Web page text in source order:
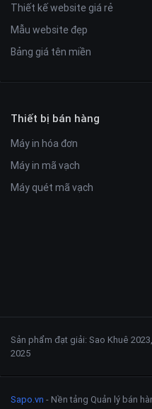
Thiết kế website giá rẻ
Mẫu website đẹp
Bảng giá tên miền
Thiết bị bán hàng
Máy in hóa đơn
Máy in mã vạch
Máy quét mã vạch
Sapo.vn - Nền tảng Quản lý bán
Sản phẩm đạt giải: Sao Khuê 2023,
2025